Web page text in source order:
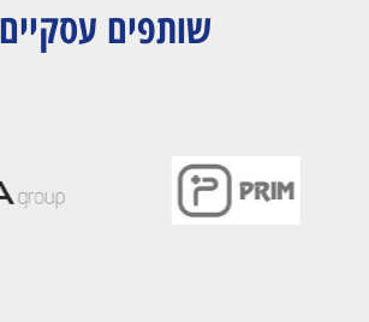
שותפים עסקיים